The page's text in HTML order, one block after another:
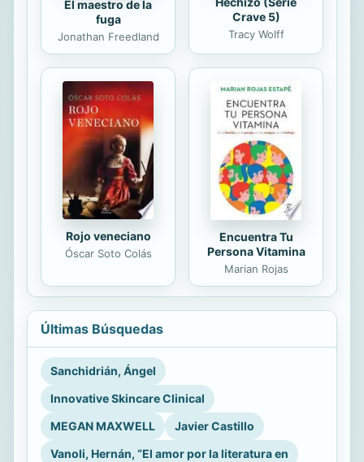
El maestro de la
fuga
Jonathan Freedland
Crave 5)
Tracy Wolff
Rojo veneciano
Óscar Soto Colás
Encuentra Tu
Persona Vitamina
Marian Rojas
Últimas Búsquedas
Sanchidrián, Ángel
Innovative Skincare Clinical
MEGAN MAXWELL
Javier Castillo
Vanoli, Hernán, “El amor por la literatura en